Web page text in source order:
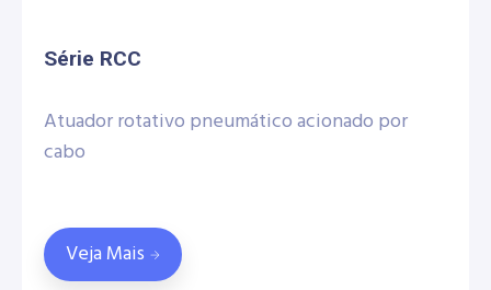
Série RCC
Atuador rotativo pneumático acionado por
cabo
Veja Mais